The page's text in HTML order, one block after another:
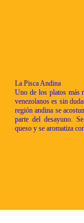
La Pisca Andina
Uno de los platos más
venezolanos es sin
región andina se
parte del desayuno.
queso y se aromatiza